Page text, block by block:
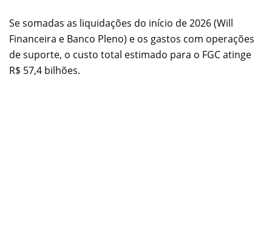
Se somadas as liquidações do início de 2026 (Will
Financeira e Banco Pleno) e os gastos com operações
de suporte, o custo total estimado para o FGC atinge
R$ 57,4 bilhões.